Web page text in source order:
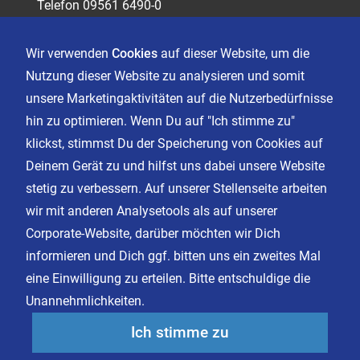
Telefon 09561 6490-0
Impressum
Datenschutz
AGB
Cookie Einstellungen
Facebook
Wir verwenden Cookies auf dieser Website, um die
Nutzung dieser Website zu analysieren und somit
unsere Marketingaktivitäten auf die Nutzerbedürfnisse
hin zu optimieren. Wenn Du auf "Ich stimme zu"
klickst, stimmst Du der Speicherung von Cookies auf
Deinem Gerät zu und hilfst uns dabei unsere Website
stetig zu verbessern. Auf unserer Stellenseite arbeiten
wir mit anderen Analysetools als auf unserer
Corporate-Website, darüber möchten wir Dich
informieren und Dich ggf. bitten uns ein zweites Mal
eine Einwilligung zu erteilen. Bitte entschuldige die
Unannehmlichkeiten.
Ich stimme zu